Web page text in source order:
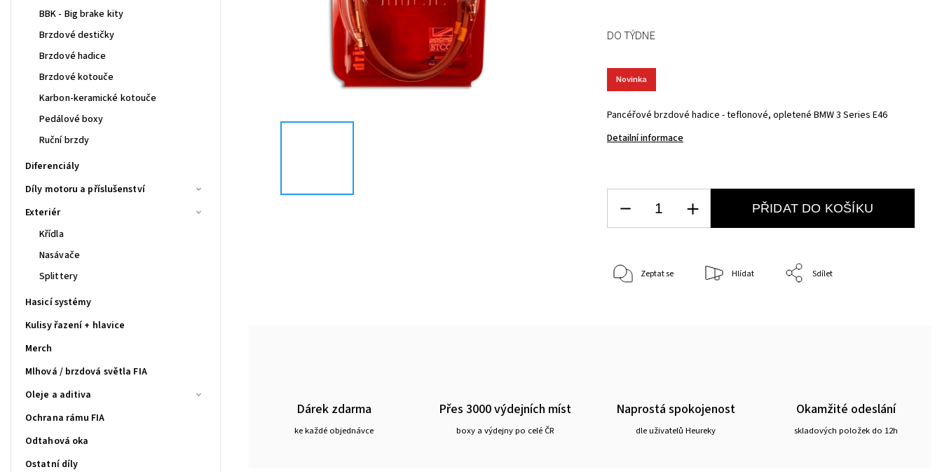
BBK - Big brake kity
Brzdové destičky
Brzdové hadice
Brzdové kotouče
Karbon-keramické kotouče
Pedálové boxy
Ruční brzdy
Diferenciály
Díly motoru a příslušenství
Exteriér
Křídla
Nasávače
Splittery
Hasicí systémy
Kulisy řazení + hlavice
Merch
Mlhová / brzdová světla FIA
Oleje a aditiva
Ochrana rámu FIA
Odtahová oka
Ostatní díly
Pancéřové brzdové hadice - teflonové, opletené BMW 3 Series E46
Detailní informace
Novinka
DO TÝDNE
PŘIDAT DO KOŠÍKU
Zeptat se Hlídat Sdílet
Dárek zdarma
ke každé objednávce
Přes 3000 výdejních míst
boxy a výdejny po celé ČR
Naprostá spokojenost
dle uživatelů Heureky
Okamžité odeslání
skladových položek do 12h